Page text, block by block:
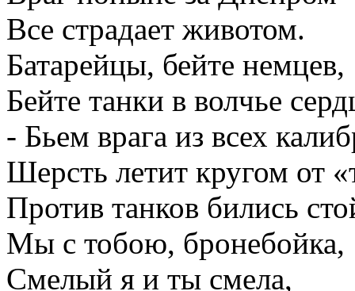
Все страдает животом.
Батарейцы, бейте немцев,
Бейте танки в волчье
- Бьем врага из всех
Шерсть летит кругом от
Против танков бились
Мы с тобою, бронебойка,
Смелый я и ты смела,